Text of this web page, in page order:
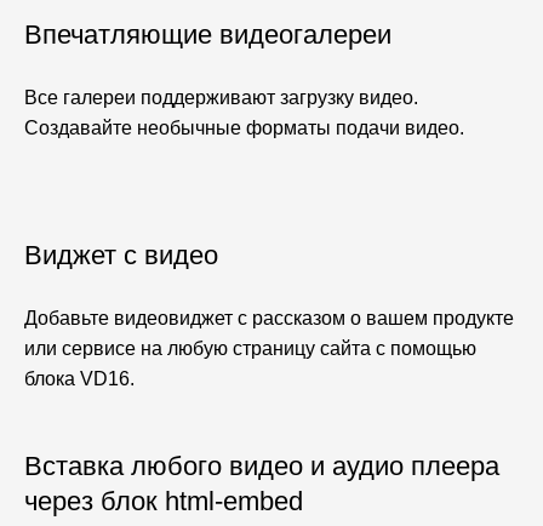
Впечатляющие видеогалереи
Все галереи поддерживают загрузку видео.
Создавайте необычные форматы подачи видео.
Виджет с видео
Добавьте видеовиджет с рассказом о вашем продукте
или сервисе на любую страницу сайта с помощью
блока VD16.
Вставка любого видео и аудио плеера
через блок html-embed